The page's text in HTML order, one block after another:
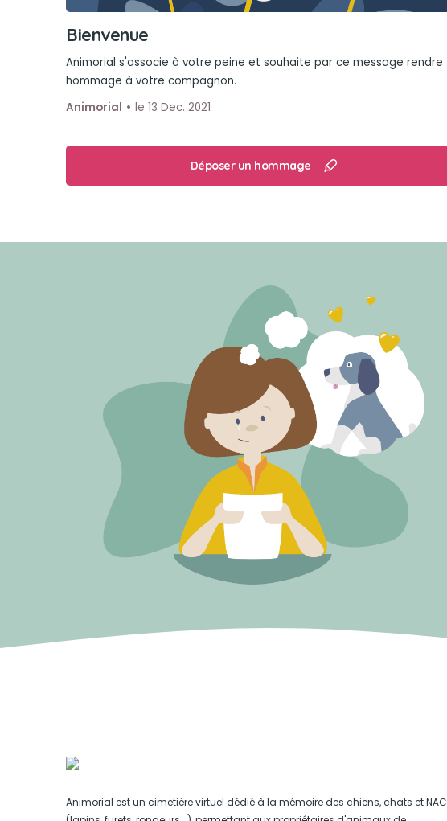
Bienvenue
Animorial s'associe à votre peine et souhaite par ce message rendre
hommage à votre compagnon.
Animorial
le 13 Dec. 2021
Déposer un hommage
Animorial est un cimetière virtuel dédié à la mémoire des chiens, chats et NAC